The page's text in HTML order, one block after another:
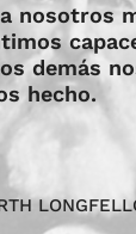
nosotros
demás
hecho.